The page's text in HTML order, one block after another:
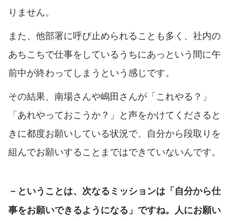
りません。
また、他部署に呼び止められることも多く、社内の
あちこちで仕事をしているうちにあっという間に午
前中が終わってしまうという感じです。
その結果、南場さんや嶋田さんが「これやる？」
「あれやっておこうか？」と声をかけてくださると
きに都度お願いしている状況で、自分から段取りを
組んでお願いすることまではできていないんです。
－ということは、次なるミッションは「自分から仕
事をお願いできるようになる」ですね。人にお願い